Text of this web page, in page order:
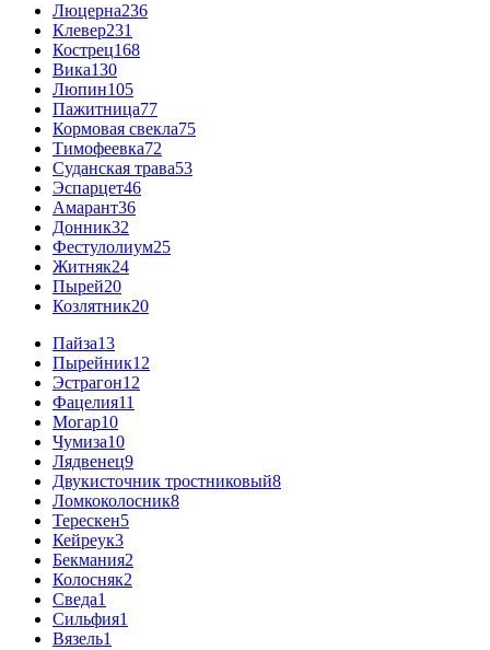
Люцерна236
Клевер231
Кострец168
Вика130
Люпин105
Пажитница77
Кормовая свекла75
Тимофеевка72
Суданская трава53
Эспарцет46
Амарант36
Донник32
Фестулолиум25
Житняк24
Пырей20
Козлятник20
Пайза13
Пырейник12
Эстрагон12
Фацелия11
Могар10
Чумиза10
Лядвенец9
Двукисточник тростниковый8
Ломкоколосник8
Терескен5
Кейреук3
Бекмания2
Колосняк2
Сведа1
Сильфия1
Вязель1